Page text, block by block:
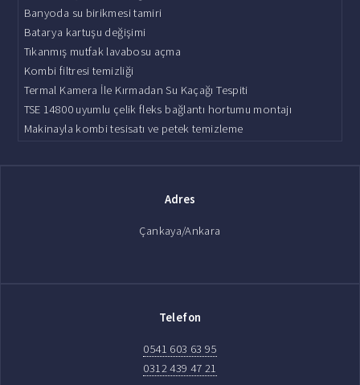
Banyoda su birikmesi tamiri
Batarya kartuşu değişimi
Tıkanmış mutfak lavabosu açma
Kombi filtresi temizliği
Termal Kamera İle Kırmadan Su Kaçağı Tespiti
TSE 14800 uyumlu çelik fleks bağlantı hortumu montajı
Makinayla kombi tesisatı ve petek temizleme
Adres
Çankaya/Ankara
Telefon
0541 603 63 95
0312 439 47 21